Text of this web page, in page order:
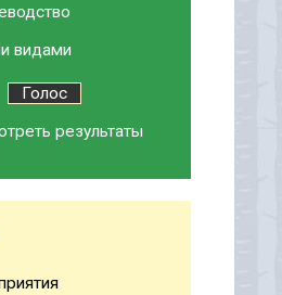
видами
результаты